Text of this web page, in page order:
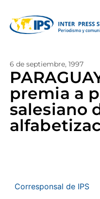
6 de septiembre, 1997
premia a
salesiano
Corresponsal de IPS